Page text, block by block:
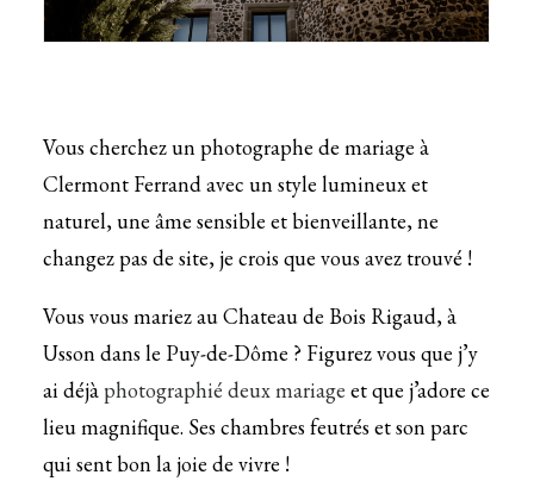
Vous cherchez un photographe de mariage à
Clermont Ferrand avec un style lumineux et
naturel, une âme sensible et bienveillante, ne
changez pas de site, je crois que vous avez trouvé !
Vous vous mariez au Chateau de Bois Rigaud, à
Usson dans le Puy-de-Dôme ? Figurez vous que j’y
ai déjàphotographié deux mariage et que j’adore ce
lieu magnifique. Ses chambres feutrés et son parc
qui sent bon la joie de vivre !